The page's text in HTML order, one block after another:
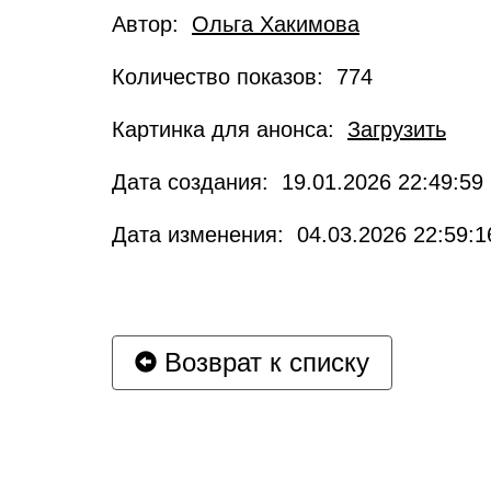
Автор: Ольга Хакимова
Количество показов: 774
Картинка для анонса: Загрузить
Дата создания: 19.01.2026 22:49:59
Дата изменения: 04.03.2026
Возврат к списку